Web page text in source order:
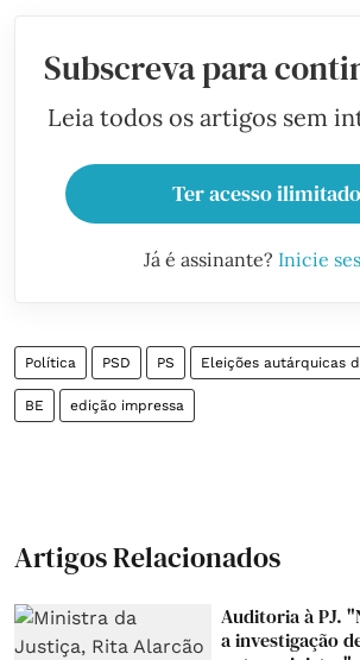
Subscreva para
Leia todos os artigos sem
Ter acesso ilimitado
Já é assinante? Inicie
Política PSD PS Eleições autárquicas
BE edição impressa
Artigos Relacionados
Auditoria à PJ.
a investigação